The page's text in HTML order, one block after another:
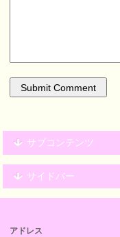
サブコンテンツ
サイドバー
アドレス